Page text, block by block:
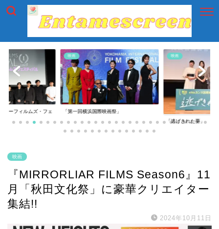
アーフィルムズ・フェ
映画
「第一回横浜国際映画祭」
映画
「逃げきれた夢」
映画
『MIRRORLIAR FILMS Season6』11
月「秋田文化祭」に豪華クリエイター
集結!!
2024年10月11日